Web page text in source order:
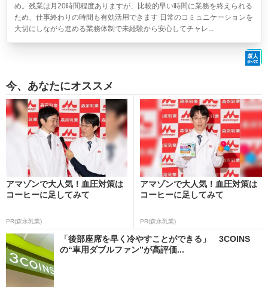
め。残業は月20時間程度ありますが、比較的早い時間に業務を終えられる
ため、仕事終わりの時間も有効活用できます 日常のコミュニケーションを
大切にしながら進める業務体制で未経験から安心してチャレ...
今、あなたにオススメ
アマゾンで大人気！血圧対策は
コーヒーに足してみて
PR(森永乳業)
アマゾンで大人気！血圧対策は
コーヒーに足してみて
PR(森永乳業)
「後部座席を早く冷やすことができる」 3COINS
の“車用ダブルファン”が高評価...